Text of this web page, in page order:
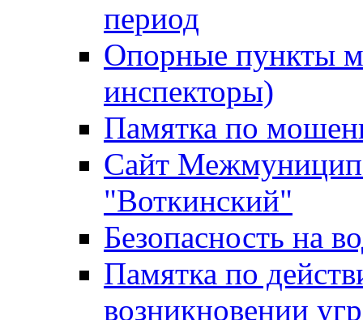
период
Опорные пункты
инспекторы)
Памятка по
Сайт
"Воткинский"
Безопасность на
Памятка по
возникновении